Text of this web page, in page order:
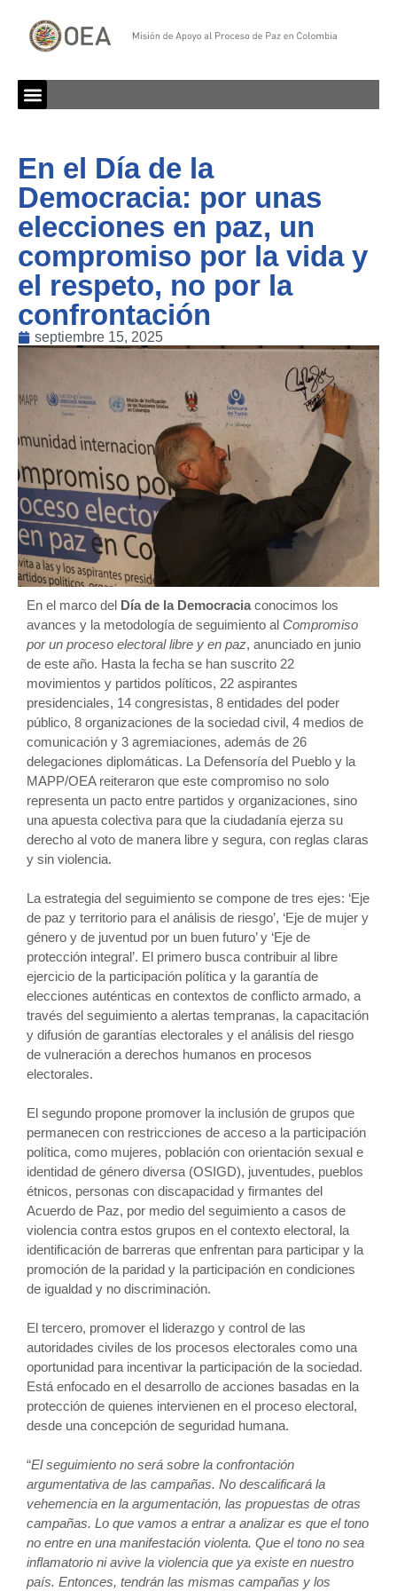
En el Día de la
Democracia: por unas
elecciones en paz, un
compromiso por la vida y
el respeto, no por la
confrontación
septiembre 15, 2025
En el marco del Día de la Democraciaconocimos los
avances y la metodología de seguimiento al Compromiso
por un proceso electoral libre y en paz, anunciado en junio
de este año. Hasta la fecha se han suscrito 22
movimientos y partidos políticos, 22 aspirantes
presidenciales, 14 congresistas, 8 entidades del poder
público, 8 organizaciones de la sociedad civil, 4 medios de
comunicación y 3 agremiaciones, además de 26
delegaciones diplomáticas. La Defensoría del Pueblo y la
MAPP/OEA reiteraron que este compromiso no solo
representa un pacto entre partidos y organizaciones, sino
una apuesta colectiva para que la ciudadanía ejerza su
derecho al voto de manera libre y segura, con reglas claras
y sin violencia.
La estrategia del seguimiento se compone de tres ejes: ‘Eje
de paz y territorio para el análisis de riesgo’, ‘Eje de mujer y
género y de juventud por un buen futuro’ y ‘Eje de
protección integral’. El primero busca contribuir al libre
ejercicio de la participación política y la garantía de
elecciones auténticas en contextos de conflicto armado, a
través del seguimiento a alertas tempranas, la capacitación
y difusión de garantías electorales y el análisis del riesgo
de vulneración a derechos humanos en procesos
electorales.
El segundo propone promover la inclusión de grupos que
permanecen con restricciones de acceso a la participación
política, como mujeres, población con orientación sexual e
identidad de género diversa (OSIGD), juventudes, pueblos
étnicos, personas con discapacidad y firmantes del
Acuerdo de Paz, por medio del seguimiento a casos de
violencia contra estos grupos en el contexto electoral, la
identificación de barreras que enfrentan para participar y la
promoción de la paridad y la participación en condiciones
de igualdad y no discriminación.
El tercero, promover el liderazgo y control de las
autoridades civiles de los procesos electorales como una
oportunidad para incentivar la participación de la sociedad.
Está enfocado en el desarrollo de acciones basadas en la
protección de quienes intervienen en el proceso electoral,
desde una concepción de seguridad humana.
“El seguimiento no será sobre la confrontación
argumentativa de las campañas. No descalificará la
vehemencia en la argumentación, las propuestas de otras
campañas. Lo que vamos a entrar a analizar es que el tono
no entre en una manifestación violenta. Que el tono no sea
inflamatorio ni avive la violencia que ya existe en nuestro
país. Entonces, tendrán las mismas campañas y los